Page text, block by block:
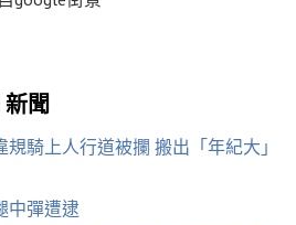
聞
騎上人行道被攔 搬出「年紀大」
中彈遭逮